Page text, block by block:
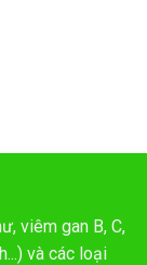
viêm gan B, C,
và các loại